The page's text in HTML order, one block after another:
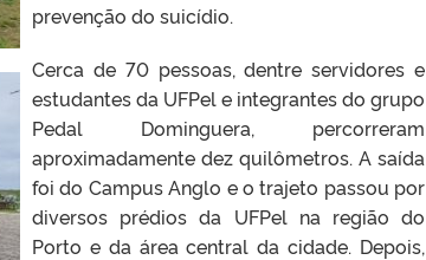
prevenção do suicídio.
Cerca de 70 pessoas, dentre servidores e
estudantes da UFPel e integrantes do grupo
Pedal Dominguera, percorreram
aproximadamente dez quilômetros. A saída
foi do Campus Anglo e o trajeto passou por
diversos prédios da UFPel na região do
Porto e da área central da cidade. Depois,